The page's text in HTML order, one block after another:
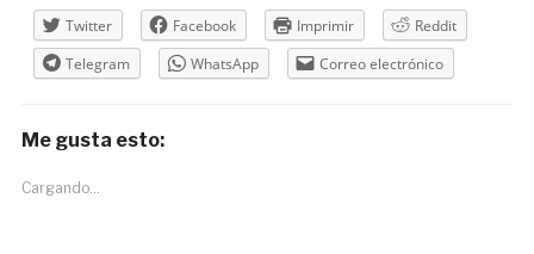
Twitter Facebook Imprimir
Reddit
Telegram
WhatsApp Correo electrónico
Me gusta esto:
Cargando...